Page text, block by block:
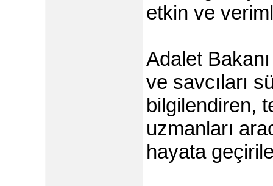
etkin ve
Adalet
ve savcıları
bilgilendiren,
uzmanları
hayata